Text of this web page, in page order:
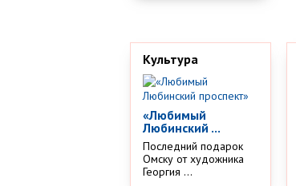
Культура
«Любимый
Любинский ...
Последний подарок
Омску от художника
Георгия ...